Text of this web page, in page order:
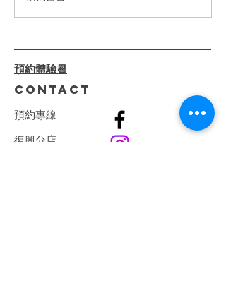
化療程，我們一步步解決肌膚
屏障受損、深層乾燥、泛紅刺
🔸...
預約體驗📆
CONTACT
預約專線
復興分店